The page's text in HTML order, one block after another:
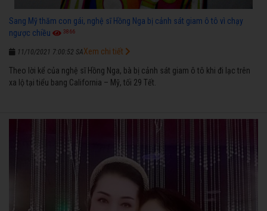
Sang Mỹ thăm con gái, nghệ sĩ Hồng Nga bị cảnh sát giam ô tô vì chạy
ngược chiều
3866
11/10/2021 7:00:52 SA
Theo lời kể của nghệ sĩ Hồng Nga, bà bị cảnh sát giam ô tô khi đi lạc trên
xa lộ tại tiểu bang California – Mỹ, tối 29 Tết.
Xem chi tiết